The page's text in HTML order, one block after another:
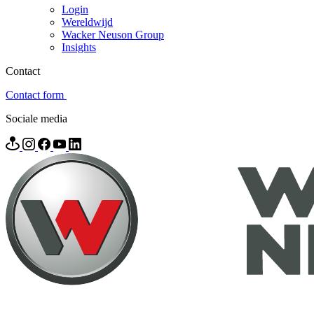
Login
Wereldwijd
Wacker Neuson Group
Insights
Contact
Contact form
Sociale media